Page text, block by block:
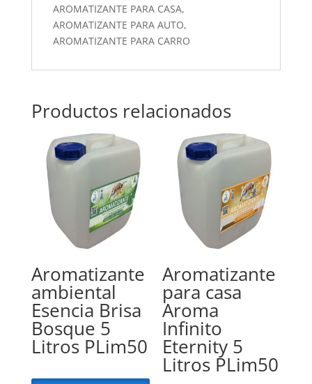
AROMATIZANTE PARA CASA,
AROMATIZANTE PARA AUTO,
AROMATIZANTE PARA CARRO
Productos relacionados
Aromatizante
ambiental
Esencia Brisa
Bosque 5
Litros PLim50
Aromatizante
para casa
Aroma
Infinito
Eternity 5
Litros PLim50